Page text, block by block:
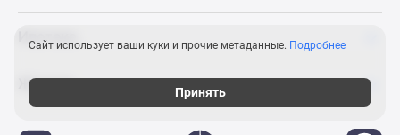
Ипотека
Журнал
Сайт использует ваши куки и прочие метаданные. Подробнее
Принять